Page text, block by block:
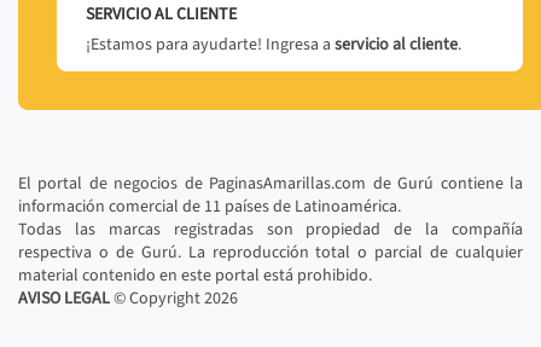
SERVICIO AL CLIENTE
¡Estamos para ayudarte! Ingresa a servicio al cliente.
El portal de negocios de PaginasAmarillas.com de Gurú contiene la
información comercial de 11 países de Latinoamérica.
Todas las marcas registradas son propiedad de la compañía
respectiva o de Gurú. La reproducción total o parcial de cualquier
material contenido en este portal está prohibido.
AVISO LEGAL© Copyright2026